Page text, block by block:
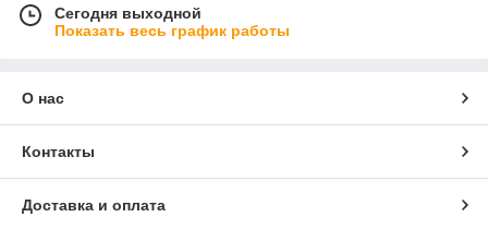
Сегодня выходной
Показать весь график работы
О нас
Контакты
Доставка и оплата